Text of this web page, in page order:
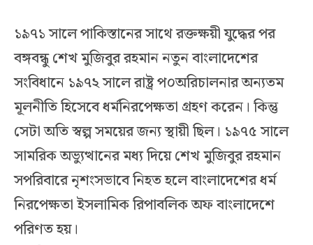
১৯৭১ সালে পাকিস্তানের সাথে রক্তক্ষয়ী যুদ্ধের পর
বঙ্গবন্ধু শেখ মুজিবুর রহমান নতুন বাংলাদেশের
সংবিধানে ১৯৭২ সালে রাষ্ট্র প০অরিচালনার অন্যতম
মূলনীতি হিসেবে ধর্মনিরপেক্ষতা গ্রহণ করেন। কিন্তু
সেটা অতি স্বল্প সময়ের জন্য স্থায়ী ছিল। ১৯৭৫ সালে
সামরিক অভ্যুত্থানের মধ্য দিয়ে শেখ মুজিবুর রহমান
সপরিবারে নৃশংসভাবে নিহত হলে বাংলাদেশের ধর্ম
নিরপেক্ষতা ইসলামিক রিপাবলিক অফ বাংলাদেশে
পরিণত হয়।